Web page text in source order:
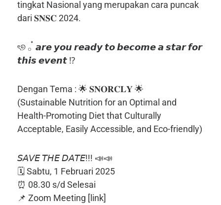
tingkat Nasional yang merupakan cara puncak
dari 𝐒𝐍𝐒𝐂 2024.
ৎ୭ 𓂂 ๋ 𝙖𝙧𝙚 𝙮𝙤𝙪 𝙧𝙚𝙖𝙙𝙮 𝙩𝙤 𝙗𝙚𝙘𝙤𝙢𝙚 𝙖 𝙨𝙩𝙖𝙧 𝙛𝙤𝙧
𝙩𝙝𝙞𝙨 𝙚𝙫𝙚𝙣𝙩 ⁉️
Dengan Tema : 🌟 𝐒𝐍𝐎𝐑𝐂𝐋𝐘 🌟
(Sustainable Nutrition for an Optimal and
Health-Promoting Diet that Culturally
Acceptable, Easily Accessible, and Eco-friendly)
𝘚𝘈𝘝𝘌 𝘛𝘏𝘌 𝘋𝘈𝘛𝘌!!! 📣📣
🗓️ Sabtu, 1 Februari 2025
⏰ 08.30 s/d Selesai
📌 Zoom Meeting [link]